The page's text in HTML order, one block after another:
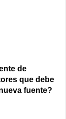
de
que debe
fuente?